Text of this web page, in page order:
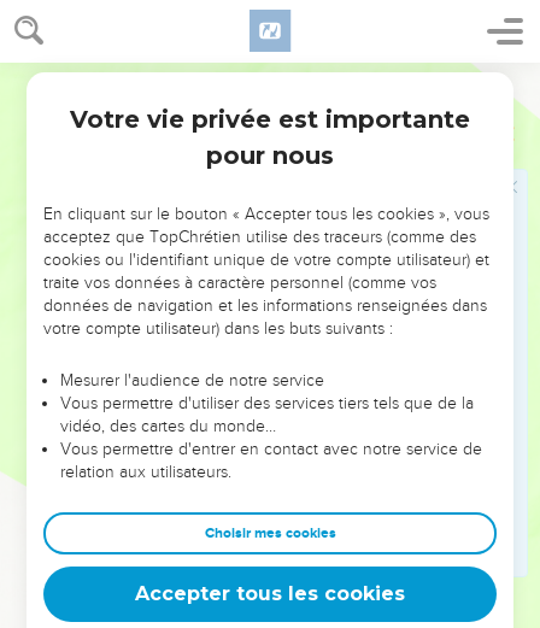
Nombres 2
d'Aser, Paguiel, fils d'Ocran,
et son corps d'armée composé de quarante et un mille
cinq cents hommes, d'après le dénombrement ;
puis la tribu de Nephthali, le prince des fils de Nephthali,
quatre cents hommes, d'après le dénombrement.
Total pour le camp de Dan, d'après le dénombrement :
cent cinquante-sept mille six cents hommes. Ils seront les
derniers dans la marche, selon leur bannière.
Tels sont ceux des enfants d'Israël dont on fit le
dénombrement, selon les maisons de leurs pères. Tous ceux
dont on fit le dénombrement, et qui formèrent les camps,
selon leurs corps d'armée, furent six cent trois mille cinq
cent cinquante.
33
Moïse, ne firent point partie du dénombrement au milieu des
enfants d'Israël.
Et les enfants d'Israël se conformèrent à tous les ordres
que l'Éternel avait donnés à Moïse. C'est ainsi qu'ils
Votre vie privée est importante
pour nous
En cliquant sur le bouton « Accepter tous les cookies », vous
acceptez que TopChrétien utilise des traceurs (comme des
cookies ou l'identifiant unique de votre compte utilisateur) et
traite vos données à caractère personnel (comme vos
données de navigation et les informations renseignées dans
votre compte utilisateur) dans les buts suivants :
Mesurer l'audience de notre service
Vous permettre d'utiliser des services tiers tels que de la
vidéo, des cartes du monde…
Vous permettre d'entrer en contact avec notre service de
relation aux utilisateurs.
Choisir mes cookies
Accepter tous les cookies